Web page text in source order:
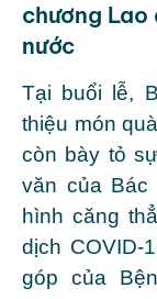
chương Lao
nước
Tại buổi lễ,
thiệu món
còn bày tỏ
văn của
hình căng
dịch COVID-
góp của